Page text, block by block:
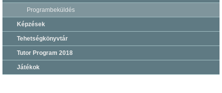
Programbeküldés
Képzések
Tehetségkönyvtár
Tutor Program 2018
Játékok